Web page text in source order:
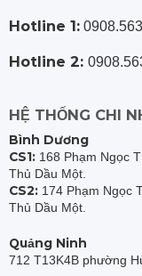
Hotline 1:
Hotline 2:
HỆ THỐNG CHI
Bình Dương
CS1:168 Phạm Ngọc
Thủ Dầu Một.
CS2:174 Phạm Ngọc
Thủ Dầu Một.
Quảng Ninh
712 T13K4B phường